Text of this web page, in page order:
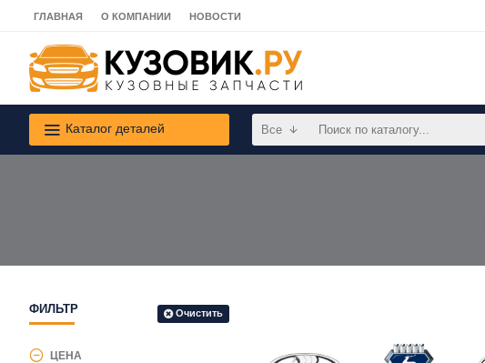
ГЛАВНАЯ О КОМПАНИИ НОВОСТИ
Каталог деталей Все
ФИЛЬТР Очистить
ЦЕНА